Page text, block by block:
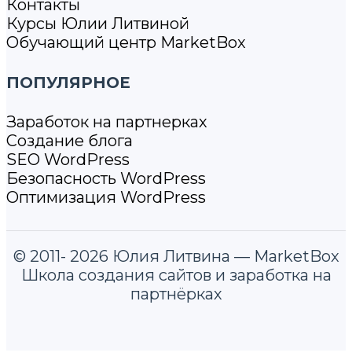
Контакты
Курсы Юлии Литвиной
Обучающий центр MarketBox
ПОПУЛЯРНОЕ
Заработок на партнерках
Создание блога
SEO WordPress
Безопасность WordPress
Оптимизация WordPress
© 2011- 2026 Юлия Литвина — MarketBox
Школа создания сайтов и заработка на
партнёрках